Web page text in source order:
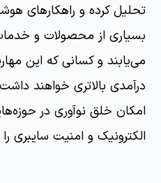
می‌یابند و کسانی که این
درآمدی بالاتری خواهند
امکان خلق نوآوری در
الکترونیک و امنیت سایبری